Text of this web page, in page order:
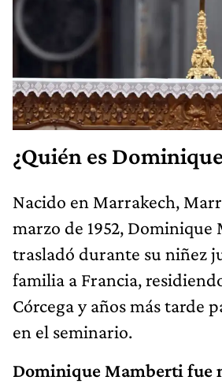
¿Quién es
Nacido en Marrakech,
marzo de 1952, Dominique
trasladó durante su niñez
familia a Francia,
Córcega y años más tarde
en el seminario.
Dominique Mamberti fue